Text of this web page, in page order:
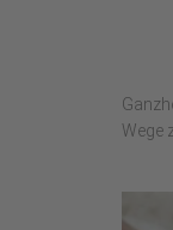
Wege